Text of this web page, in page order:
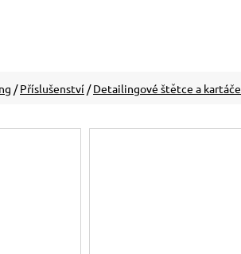
/ Příslušenství / Detailingové štětce a kartáče